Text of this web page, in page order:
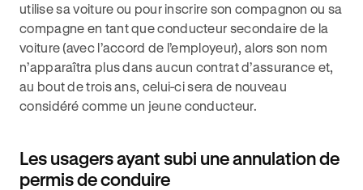
utilise sa voiture ou pour inscrire son compagnon ou sa
compagne en tant que conducteur secondaire de la
voiture (avec l’accord de l’employeur), alors son nom
n’apparaîtra plus dans aucun contrat d’assurance et,
au bout de trois ans, celui-ci sera de nouveau
considéré comme un jeune conducteur.
Les usagers ayant subi une annulation de
permis de conduire